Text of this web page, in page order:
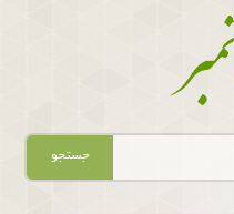
جستجو